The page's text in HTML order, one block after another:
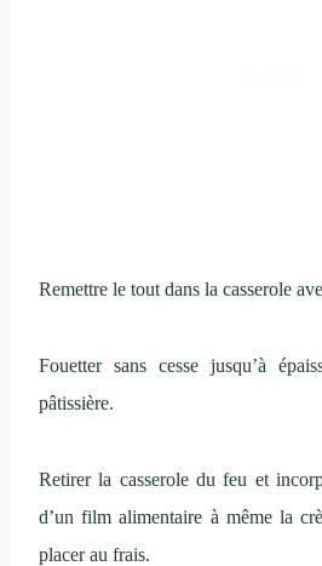
Remettre le tout dans la casserole
Fouetter sans cesse jusqu’à
pâtissière.
Retirer la casserole du feu et
d’un film alimentaire à même la
placer au frais.